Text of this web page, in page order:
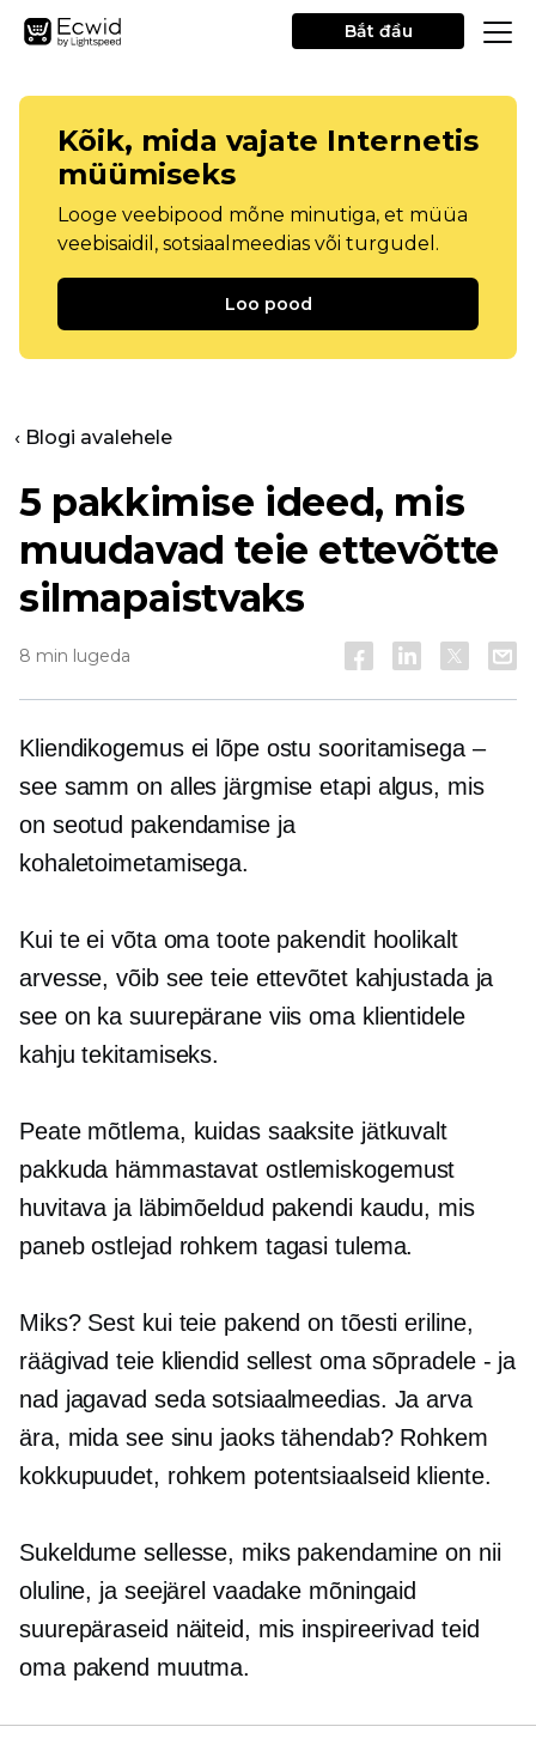
Bắt đầu
Kõik, mida vajate Internetis
müümiseks
Looge veebipood mõne minutiga, et müüa
veebisaidil, sotsiaalmeedias või turgudel.
Loo pood
‹ Blogi avalehele
5 pakkimise ideed, mis
muudavad teie ettevõtte
silmapaistvaks
8 min lugeda
Kliendikogemus ei lõpe ostu sooritamisega –
see samm on alles järgmise etapi algus, mis
on seotud pakendamise ja
kohaletoimetamisega.
Kui te ei võta oma toote pakendit hoolikalt
arvesse, võib see teie ettevõtet kahjustada ja
see on ka suurepärane viis oma klientidele
kahju tekitamiseks.
Peate mõtlema, kuidas saaksite jätkuvalt
pakkuda hämmastavat ostlemiskogemust
huvitava ja läbimõeldud pakendi kaudu, mis
paneb ostlejad rohkem tagasi tulema.
Miks? Sest kui teie pakend on tõesti eriline,
räägivad teie kliendid sellest oma sõpradele - ja
nad jagavad seda sotsiaalmeedias. Ja arva
ära, mida see sinu jaoks tähendab? Rohkem
kokkupuudet, rohkem potentsiaalseid kliente.
Sukeldume sellesse, miks pakendamine on nii
oluline, ja seejärel vaadake mõningaid
suurepäraseid näiteid, mis inspireerivad teid
oma pakend muutma.